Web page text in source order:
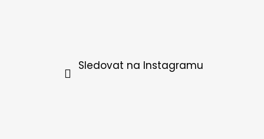
Sledovat na Instagramu